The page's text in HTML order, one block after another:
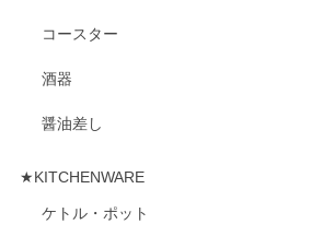
コースター
酒器
醤油差し
★KITCHENWARE
ケトル・ポット